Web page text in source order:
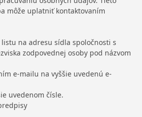
môže uplatniť kontaktovaním
na adresu sídla spoločnosti s
zodpovednej osoby pod názvom
e-mailu na vyššie uvedenú e-
uvedenom čísle.